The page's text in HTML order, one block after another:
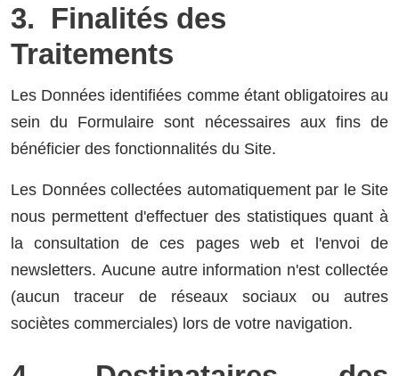
3. Finalités des
Traitements
Les Données identifiées comme étant obligatoires au
sein du Formulaire sont nécessaires aux fins de
bénéficier des fonctionnalités du Site.
Les Données collectées automatiquement par le Site
nous permettent d'effectuer des statistiques quant à
la consultation de ces pages web et l'envoi de
newsletters. Aucune autre information n'est collectée
(aucun traceur de réseaux sociaux ou autres
sociètes commerciales) lors de votre navigation.